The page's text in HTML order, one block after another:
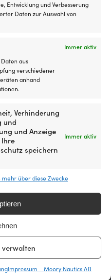
Entwicklung und Verbesserung
Daten zur Auswahl von
Immer aktiv
aus
verschiedener
anhand
Verhinderung
und
und Anzeige
speichern
Immer aktiv
mehr über diese Zwecke
Impressum – Moory Nautics AB
€.
der
Wir gleichen die
an. Du kannst also
– findest du den
bei einem anderen
wir den Preis im
Bedingungen.